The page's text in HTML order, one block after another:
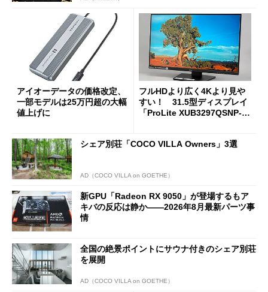
アイオーデータの価格改定、
一部モデルは25万円超の大幅
値上げに
フルHDより広く4Kより見や
すい！ 31.5型ディスプレイ
「ProLite XUB3297QSNP-B
シェア別荘「COCO VILLA Owners」3選
AD（COCO VILLA on GOETHE）
新GPU「Radeon RX 9050」が登場するもア
キバの反応は静か――2026年8月最新パーツ事
情
全国の絶景ポイントにサウナ付きのシェア別荘
を展開
AD（COCO VILLA on GOETHE）